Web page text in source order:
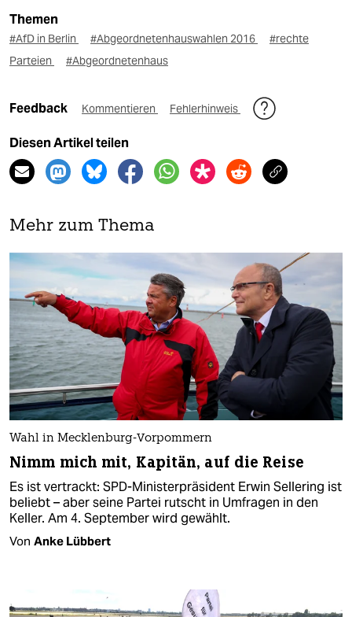
Themen
#AfD in Berlin #Abgeordnetenhauswahlen 2016
#rechte
Parteien
#Abgeordnetenhaus
Feedback Kommentieren Fehlerhinweis
Diesen Artikel teilen
Mehr zum Thema
Wahl in Mecklenburg-Vorpommern
Nimm mich mit, Kapitän, auf die Reise
Es ist vertrackt: SPD-Ministerpräsident Erwin Sellering ist
beliebt – aber seine Partei rutscht in Umfragen in den
Keller. Am 4. September wird gewählt.
Von Anke Lübbert